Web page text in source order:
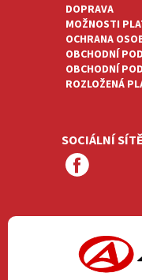
DOPRAVA
MOŽNOSTI
OCHRANA
OBCHODNÍ
OBCHODNÍ
ROZLOŽENÁ
SOCIÁLNÍ SÍTĚ